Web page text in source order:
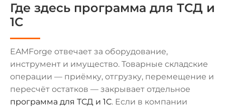
Где здесь программа для ТСД и
1С
EAMForge отвечает за оборудование,
инструмент и имущество. Товарные складские
операции — приёмку, отгрузку, перемещение и
пересчёт остатков — закрывает отдельное
программа для ТСД и 1С. Если в компании